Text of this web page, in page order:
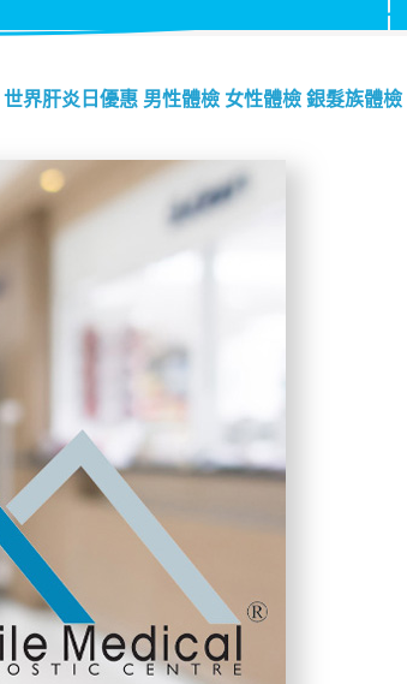
世界肝炎日優惠 男性體檢 女性體檢 銀髮族體檢